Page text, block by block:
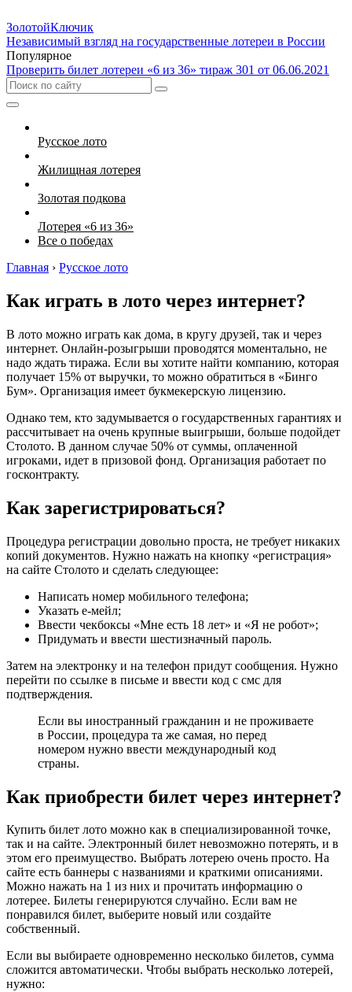
ЗолотойКлючик
Независимый взгляд на государственные лотереи в России
Популярное
Проверить билет лотереи «6 из 36» тираж 301 от 06.06.2021
Русское лото
Жилищная лотерея
Золотая подкова
Лотерея «6 из 36»
Все о победах
Главная › Русское лото
Как играть в лото через интернет?
В лото можно играть как дома, в кругу друзей, так и через
интернет. Онлайн-розыгрыши проводятся моментально, не
надо ждать тиража. Если вы хотите найти компанию, которая
получает 15% от выручки, то можно обратиться в «Бинго
Бум». Организация имеет букмекерскую лицензию.
Однако тем, кто задумывается о государственных гарантиях и
рассчитывает на очень крупные выигрыши, больше подойдет
Столото. В данном случае 50% от суммы, оплаченной
игроками, идет в призовой фонд. Организация работает по
госконтракту.
Как зарегистрироваться?
Процедура регистрации довольно проста, не требует никаких
копий документов. Нужно нажать на кнопку «регистрация»
на сайте Столото и сделать следующее:
Написать номер мобильного телефона;
Указать е-мейл;
Ввести чекбоксы «Мне есть 18 лет» и «Я не робот»;
Придумать и ввести шестизначный пароль.
Затем на электронку и на телефон придут сообщения. Нужно
перейти по ссылке в письме и ввести код с смс для
подтверждения.
Если вы иностранный гражданин и не проживаете
в России, процедура та же самая, но перед
номером нужно ввести международный код
страны.
Как приобрести билет через интернет?
Купить билет лото можно как в специализированной точке,
так и на сайте. Электронный билет невозможно потерять, и в
этом его преимущество. Выбрать лотерею очень просто. На
сайте есть баннеры с названиями и краткими описаниями.
Можно нажать на 1 из них и прочитать информацию о
лотерее. Билеты генерируются случайно. Если вам не
понравился билет, выберите новый или создайте
собственный.
Если вы выбираете одновременно несколько билетов, сумма
сложится автоматически. Чтобы выбрать несколько лотерей,
нужно: